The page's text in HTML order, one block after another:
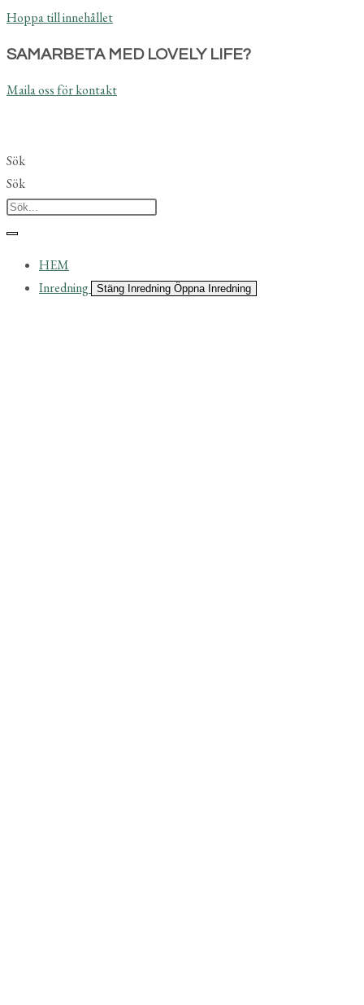
Hoppa till innehållet
SAMARBETA MED LOVELY LIFE?
Maila oss för kontakt
Sök
Sök
HEM
Inredning
Stäng Inredning Öppna Inredning